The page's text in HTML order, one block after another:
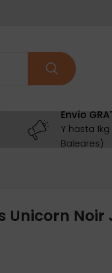
Envío
Y hasta
Baleares)
Unicorn Noir